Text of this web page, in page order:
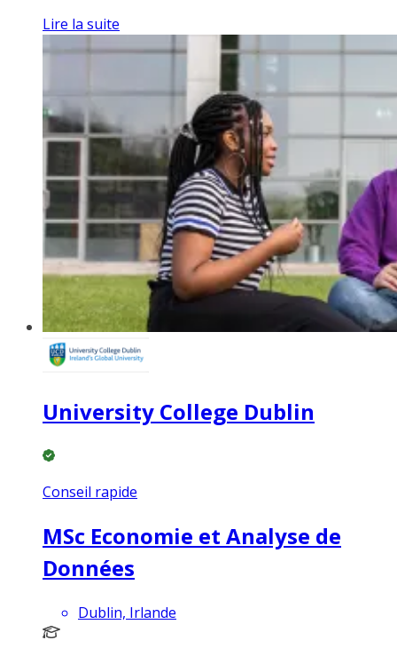
Lire la suite
University College Dublin
Conseil rapide
MSc Economie et Analyse de
Données
Dublin, Irlande